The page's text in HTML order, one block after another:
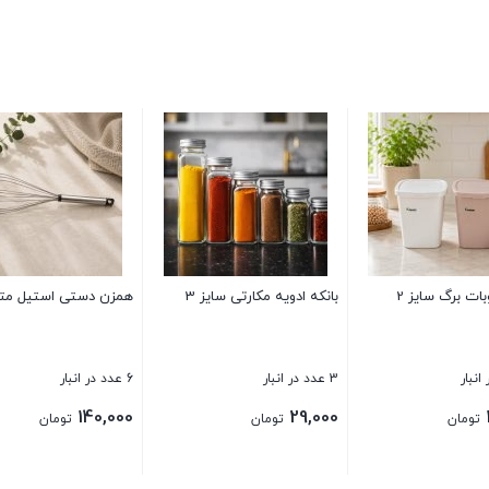
قاشق اجیل دسته چوب
118 عدد در انبار
80,000
ملاقه استیل هندی ضخیم
3 عدد در انبار
220,000
سطل پدالی
5 عدد در انبار
110,000